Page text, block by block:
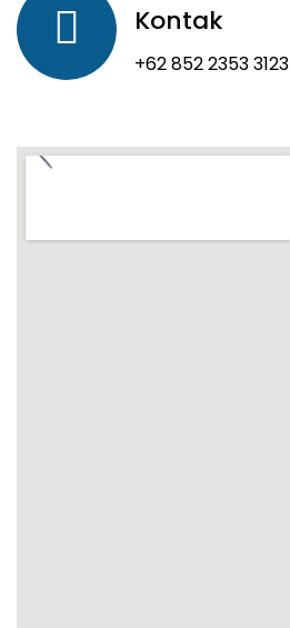
Kontak
+62 852 2353 3123